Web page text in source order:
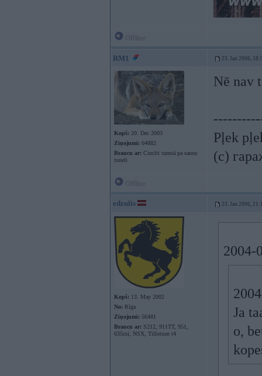
RM1 23. Jan 2006,
Kopš: 20. Dec 2003
Ziņojumi: 64882
Braucu ar: Cincīti tumsā pa sausu
tuneli
Nē nav
Pļek
(c)
edzulis 23. Jan 2006,
Kopš: 13. May 2002
No: Rīga
Ziņojumi: 56481
Braucu ar: S212, 911TT, 951,
635csi, NSX, Tillotson t4
2004-
Ja
o,